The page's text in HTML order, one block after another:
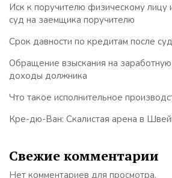
Иск к поручителю физическому лицу
суд на заемщика поручителю
Срок давности по кредитам после
Обращение взыскания на
доходы должника
Что такое исполнительное
Кре-дю-Ван: Скалистая арена в
Свежие комментарии
Нет комментариев для просмотра.